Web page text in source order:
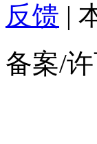
反馈 |
备案/许